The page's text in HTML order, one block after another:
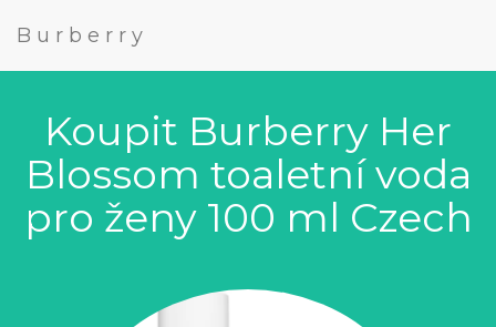
Burberry
Koupit Burberry Her
Blossom toaletní voda
pro ženy 100 ml Czech